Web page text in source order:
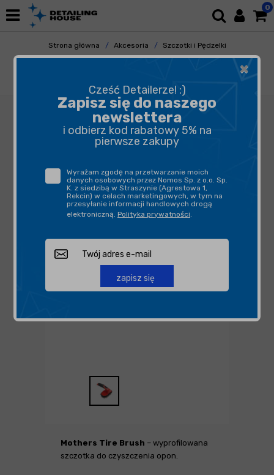
0
Strona główna Akcesoria
Szczotki i Pędzelki
Do Kół
Mothers Tire Brush – wyprofilowana
szczotka do czyszczenia opon.
×
Cześć Detailerze! :)
Zapisz się do naszego
newslettera
i odbierz kod rabatowy 5% na
pierwsze zakupy
Wyrażam zgodę na przetwarzanie moich
danych osobowych przez Nomos Sp. z o.o. Sp.
K. z siedzibą w Straszynie (Agrestowa 1,
Rekcin) w celach marketingowych, w tym na
przesyłanie informacji handlowych drogą
elektroniczną. Polityka prywatności.
zapisz się